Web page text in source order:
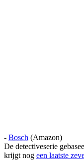
- Bosch (Amazon)
De detectiveserie
krijgt nog een laatste